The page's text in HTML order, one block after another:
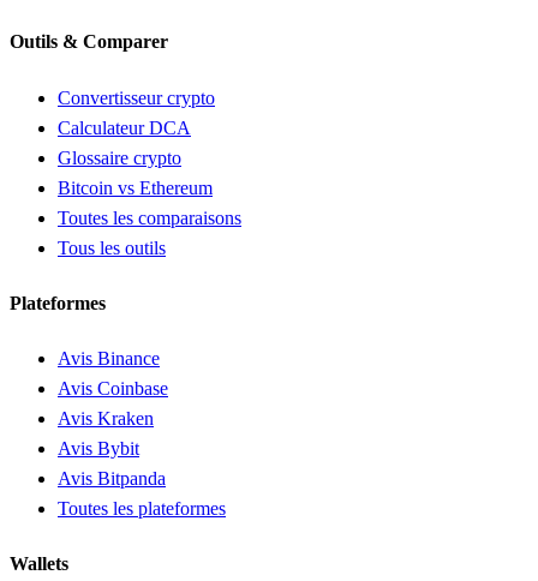
Outils & Comparer
Convertisseur crypto
Calculateur DCA
Glossaire crypto
Bitcoin vs Ethereum
Toutes les comparaisons
Tous les outils
Plateformes
Avis Binance
Avis Coinbase
Avis Kraken
Avis Bybit
Avis Bitpanda
Toutes les plateformes
Wallets